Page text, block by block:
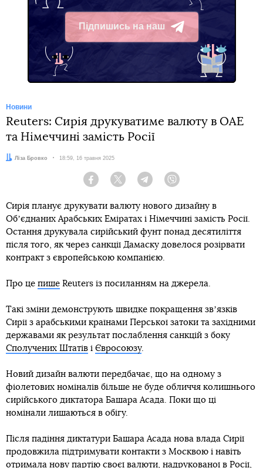
Підпишись на наш
Telegram
Новини
Reuters: Сирія друкуватиме валюту в ОАЕ
та Німеччині замість Росії
Автор:
Ліза Бровко Дата:
18:59, 16 травня 2025
Facebook Twitter Telegram
Сирія планує друкувати валюту нового дизайну в
Обʼєднаних Арабських Еміратах і Німеччині замість Росії.
Остання друкувала сирійський фунт понад десятиліття
після того, як через санкції Дамаску довелося розірвати
контракт з європейською компанією.
Про це пише Reuters із посиланням на джерела.
Такі зміни демонструють швидке покращення звʼязків
Сирії з арабськими країнами Перської затоки та західними
державами як результат послаблення санкцій з боку
Сполучених Штатів і Євросоюзу.
Новий дизайн валюти передбачає, що на одному з
фіолетових номіналів більше не буде обличчя колишнього
сирійського диктатора Башара Асада. Поки що ці
номінали лишаються в обігу.
Після падіння диктатури Башара Асада нова влада Сирії
продовжила підтримувати контакти з Москвою і навіть
отримала нову партію своєї валюти, надрукованої в Росії,